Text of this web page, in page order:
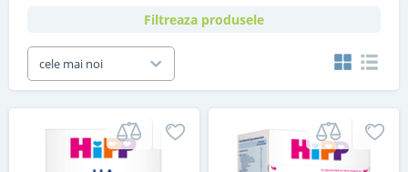
Filtreaza produsele
cele mai noi